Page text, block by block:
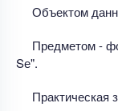
Объектом
Предметом -
Sе".
Практическая